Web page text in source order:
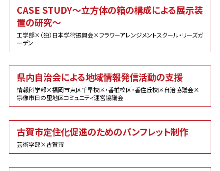
CASE STUDY～立方体の箱の構成による展示装
置の研究～
工学部×（独）日本学術振興会×フラワーアレンジメントスクール・リーズガ
ーデン
県内自治会による地域情報発信活動の支援
情報科学部×福岡市東区千早校区・香椎校区・香住丘校区自治協議会×
宗像市日の里地区コミュニティ運営協議会
古賀市定住化促進のためのパンフレット制作
芸術学部×古賀市